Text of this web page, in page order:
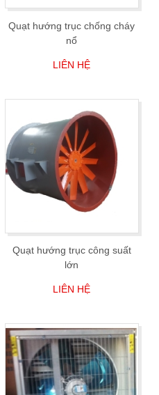
Quạt hướng trục chống cháy
nổ
LIÊN HỆ
Quạt hướng trục công suất
lớn
LIÊN HỆ